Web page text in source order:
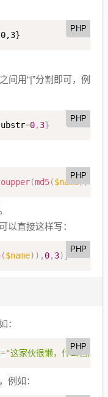
PHP
间用“|”分割即可，例
PHP
=0, 3}
PHP
(md5($name
以直接这样写：
PHP
($name) ) , 0, 3)}
：
PHP
="这家伙很懒，什么也没留
例如：